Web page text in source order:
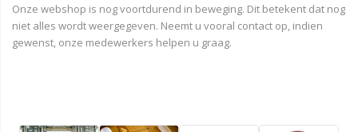
Onze webshop is nog voortdurend in beweging. Dit betekent dat nog
niet alles wordt weergegeven. Neemt u vooral contact op, indien
gewenst, onze medewerkers helpen u graag.